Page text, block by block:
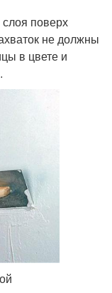
поверх
не должны
в цвете и